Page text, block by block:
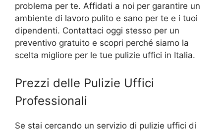
problema per te. Affidati a noi per garantire un
ambiente di lavoro pulito e sano per te e i tuoi
dipendenti. Contattaci oggi stesso per un
preventivo gratuito e scopri perché siamo la
scelta migliore per le tue pulizie uffici in Italia.
Prezzi delle Pulizie Uffici
Professionali
Se stai cercando un servizio di pulizie uffici di